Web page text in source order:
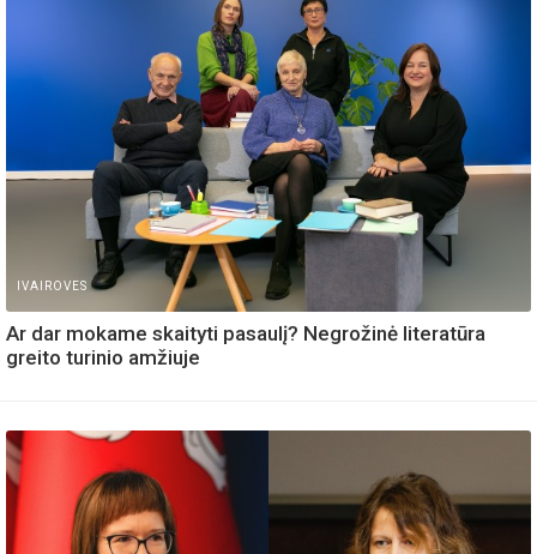
IVAIROVES
Ar dar mokame skaityti pasaulį? Negrožinė literatūra
greito turinio amžiuje